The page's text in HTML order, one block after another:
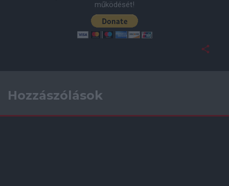
működését!
Hozzászólások